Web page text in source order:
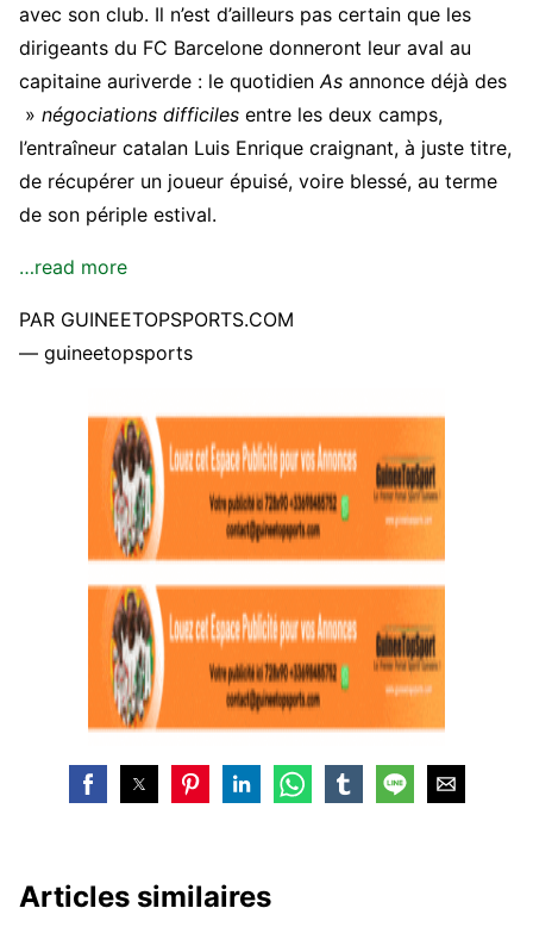
avec son club. Il n’est d’ailleurs pas certain que les
dirigeants du FC Barcelone donneront leur aval au
capitaine auriverde : le quotidienAs annonce déjà des
» négociations difficiles entre les deux camps,
l’entraîneur catalan Luis Enrique craignant, à juste titre,
de récupérer un joueur épuisé, voire blessé, au terme
de son périple estival.
…read more
PAR GUINEETOPSPORTS.COM
— guineetopsports
Articles similaires